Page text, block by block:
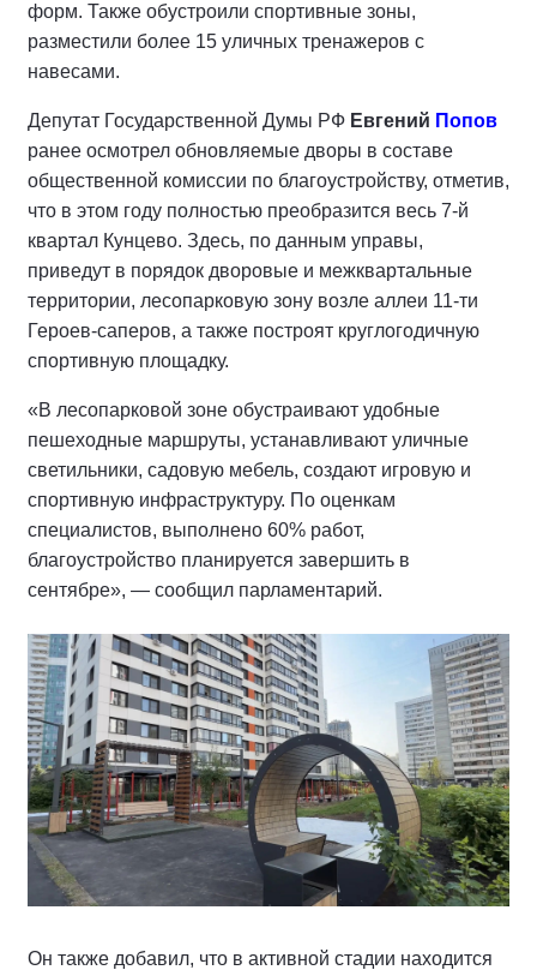
форм. Также обустроили спортивные зоны,
разместили более 15 уличных тренажеров с
навесами.
Депутат Государственной Думы РФ Евгений Попов
ранее осмотрел обновляемые дворы в составе
общественной комиссии по благоустройству, отметив,
что в этом году полностью преобразится весь 7-й
квартал Кунцево. Здесь, по данным управы,
приведут в порядок дворовые и межквартальные
территории, лесопарковую зону возле аллеи 11-ти
Героев-саперов, а также построят круглогодичную
спортивную площадку.
«В лесопарковой зоне обустраивают удобные
пешеходные маршруты, устанавливают уличные
светильники, садовую мебель, создают игровую и
спортивную инфраструктуру. По оценкам
специалистов, выполнено 60% работ,
благоустройство планируется завершить в
сентябре», — сообщил парламентарий.
Он также добавил, что в активной стадии находится